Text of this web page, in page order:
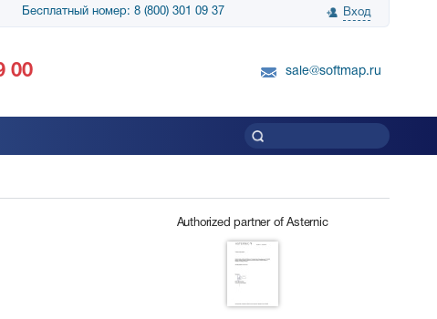
Бесплатный номер: 8 (800) 301 09 37 Вход
SnapGene...
благодарность SoftMap за помощь в
00 sale@softmap.ru
Authorized partner of Asternic